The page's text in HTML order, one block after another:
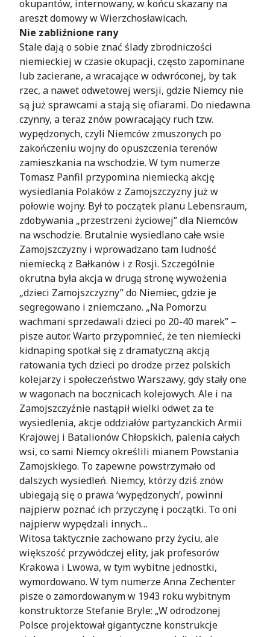
okupantów, internowany, w końcu skazany na
areszt domowy w Wierzchosławicach.
Nie zabliźnione rany
Stale dają o sobie znać ślady zbrodniczości
niemieckiej w czasie okupacji, często zapominane
lub zacierane, a wracające w odwróconej, by tak
rzec, a nawet odwetowej wersji, gdzie Niemcy nie
są już sprawcami a stają się ofiarami. Do niedawna
czynny, a teraz znów powracający ruch tzw.
wypędzonych, czyli Niemców zmuszonych po
zakończeniu wojny do opuszczenia terenów
zamieszkania na wschodzie. W tym numerze
Tomasz Panfil przypomina niemiecką akcję
wysiedlania Polaków z Zamojszczyzny już w
połowie wojny. Był to początek planu Lebensraum,
zdobywania „przestrzeni życiowej” dla Niemców
na wschodzie. Brutalnie wysiedlano całe wsie
Zamojszczyzny i wprowadzano tam ludność
niemiecką z Bałkanów i z Rosji. Szczególnie
okrutna była akcja w drugą stronę wywożenia
„dzieci Zamojszczyzny” do Niemiec, gdzie je
segregowano i zniemczano. „Na Pomorzu
wachmani sprzedawali dzieci po 20-40 marek” –
pisze autor. Warto przypomnieć, że ten niemiecki
kidnaping spotkał się z dramatyczną akcją
ratowania tych dzieci po drodze przez polskich
kolejarzy i społeczeństwo Warszawy, gdy stały one
w wagonach na bocznicach kolejowych. Ale i na
Zamojszczyźnie nastąpił wielki odwet za te
wysiedlenia, akcje oddziałów partyzanckich Armii
Krajowej i Batalionów Chłopskich, palenia całych
wsi, co sami Niemcy określili mianem Powstania
Zamojskiego. To zapewne powstrzymało od
dalszych wysiedleń. Niemcy, którzy dziś znów
ubiegają się o prawa ‘wypędzonych’, powinni
najpierw poznać ich przyczynę i początki. To oni
najpierw wypędzali innych…
Witosa taktycznie zachowano przy życiu, ale
większość przywódczej elity, jak profesorów
Krakowa i Lwowa, w tym wybitne jednostki,
wymordowano. W tym numerze Anna Zechenter
pisze o zamordowanym w 1943 roku wybitnym
konstruktorze Stefanie Bryle: „W odrodzonej
Polsce projektował gigantyczne konstrukcje